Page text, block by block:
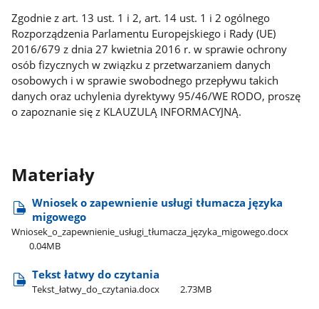
Zgodnie z art. 13 ust. 1 i 2, art. 14 ust. 1 i 2 ogólnego
Rozporządzenia Parlamentu Europejskiego i Rady (UE)
2016/679 z dnia 27 kwietnia 2016 r. w sprawie ochrony
osób fizycznych w związku z przetwarzaniem danych
osobowych i w sprawie swobodnego przepływu takich
danych oraz uchylenia dyrektywy 95/46/WE RODO, proszę
o zapoznanie się z KLAUZULĄ INFORMACYJNĄ.
Materiały
Wniosek o zapewnienie usługi tłumacza języka
migowego
Wniosek​_o​_zapewnienie​_usługi​_tłumacza​_języka​_migowego.docx
0.04MB
Tekst łatwy do czytania
Tekst​​_łatwy​​_do​​_czytania.docx 2.73MB